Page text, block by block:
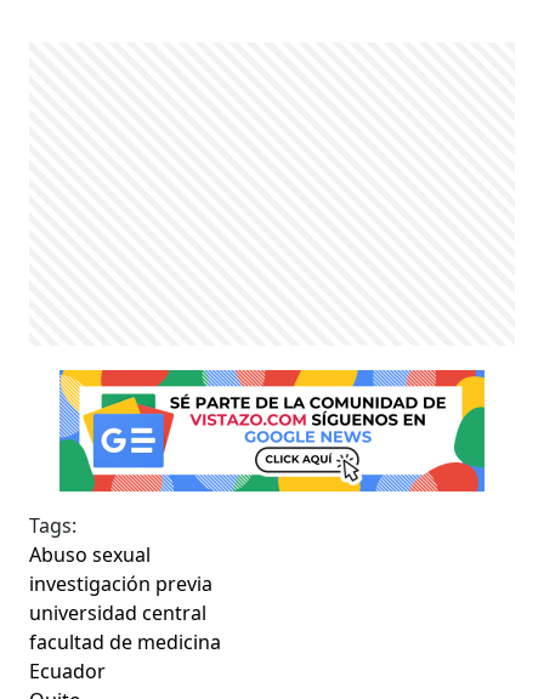
Tags:
Abuso sexual
investigación previa
universidad central
facultad de medicina
Ecuador